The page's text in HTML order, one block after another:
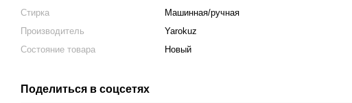
Стирка
Машинная/ручная
Производитель
Yarokuz
Состояние товара
Новый
Поделиться в соцсетях